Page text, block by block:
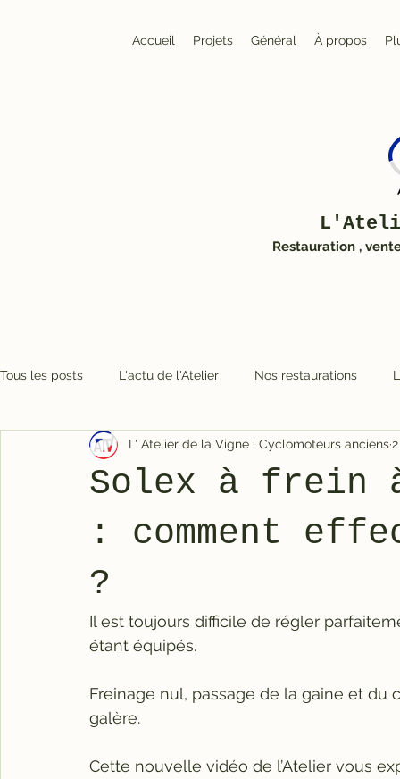
Accueil Projets Général À propos
Restauration ,
Tous les posts L'actu de l'Atelier Nos restaurations
Solex à frein
: comment
?
L' Atelier de la Vigne : Cyclomoteurs anciens
Il est toujours difficile de régler
étant équipés.
Freinage nul, passage de la gaine et du
galère.
Cette nouvelle vidéo de l’Atelier vous